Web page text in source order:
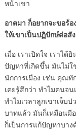
หน้าเขา
อาตมา ก็อยากจะขอร้
ให้เขาเป็นปฏิปักษ์ต่อสั
เมื่อ เราเปิดใจ เราได้
ปัญหาที่เกิดขึ้น มันไม่ใ
นักการเมือง เช่น คุณ
เคยรู้สึกว่า ทำไมคนจ
ทำไมเวลาลูกเขาเจ็บ
บาทแล้ว มันก็เหมือนมี
ก็เป็นการแก้ปัญหาบาง